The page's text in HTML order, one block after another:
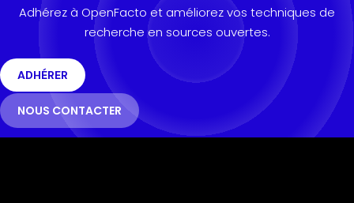
Adhérez à OpenFacto et améliorez vos techniques de
recherche en sources ouvertes.
ADHÉRER
NOUS CONTACTER